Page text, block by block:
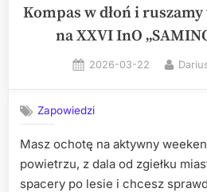
”
Kompas w dłoń i
na XXVI InO
Posted
2026-03-22 By
Zapowiedzi
Masz ochotę na aktywny
powietrzu, z dala od zgiełku
spacery po lesie i chcesz